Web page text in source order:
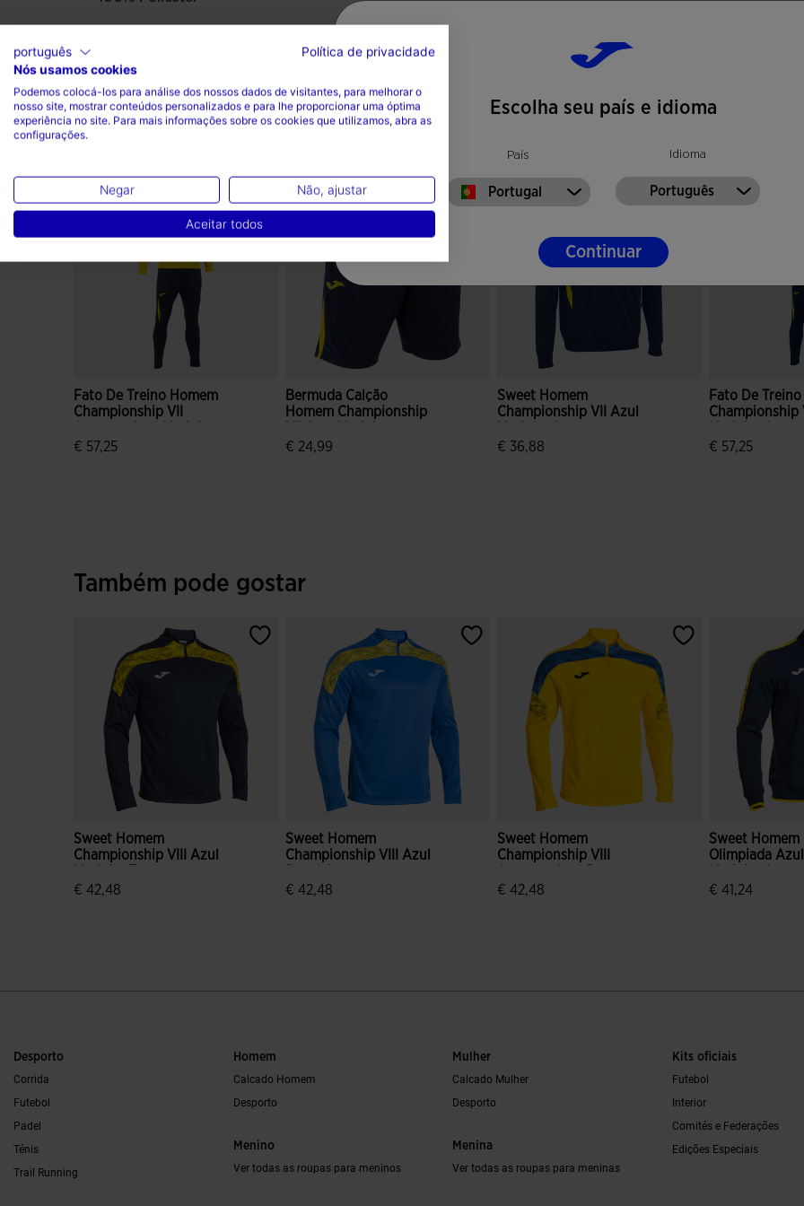
Complete o look
Fato De Treino Homem
Championship VII
€ 57,25
Bermuda Calção
Homem Championship
Amarelo
€ 24,99
Sweet Homem
Championship VII Azul
€ 36,88
Fato De
Championship
€ 57,25
Também pode gostar
Sweet Homem
Championship VIII Azul
Amarelo
€ 42,48
Sweet Homem
Championship VIII Azul
€ 42,48
Sweet Homem
Championship VIII
€ 42,48
Sweet Homem
Olimpiada Azul
€ 41,24
Desporto
Corrida
Futebol
Padel
Ténis
Trail Running
Homem
Calcado Homem
Desporto
Menino
Ver todas as roupas para meninos
Mulher
Calcado Mulher
Desporto
Menina
Ver todas as roupas para meninas
Kits oficiais
Futebol
Interior
Comités e Federações
Edições Especiais
Escolha seu país e idioma
País
Portugal
Idioma
Português
Continuar
português
Política de privacidade
Nós usamos cookies
Podemos colocá-los para análise dos nossos dados de visitantes, para melhorar o
nosso site, mostrar conteúdos personalizados e para lhe proporcionar uma óptima
experiência no site. Para mais informações sobre os cookies que utilizamos, abra as
configurações.
Negar Não, ajustar
Aceitar todos